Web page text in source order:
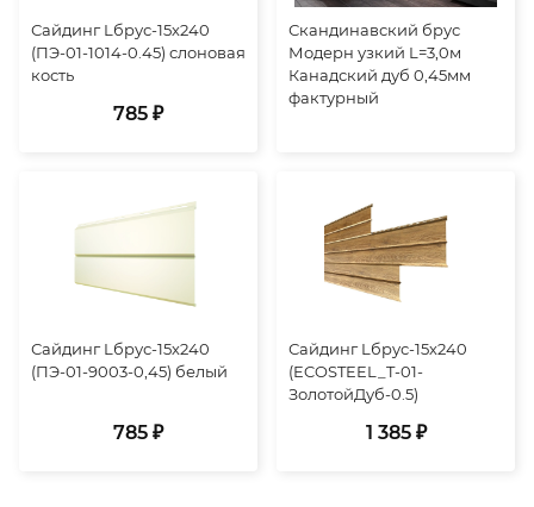
Сайдинг Lбрус-15х240
(ПЭ-01-1014-0.45) слоновая
кость
785 ₽
Скандинавский брус
Модерн узкий L=3,0м
Канадский дуб 0,45мм
фактурный
Сайдинг Lбрус-15х240
(ПЭ-01-9003-0,45) белый
785 ₽
Сайдинг Lбрус-15х240
(ECOSTEEL_T-01-
ЗолотойДуб-0.5)
1 385 ₽